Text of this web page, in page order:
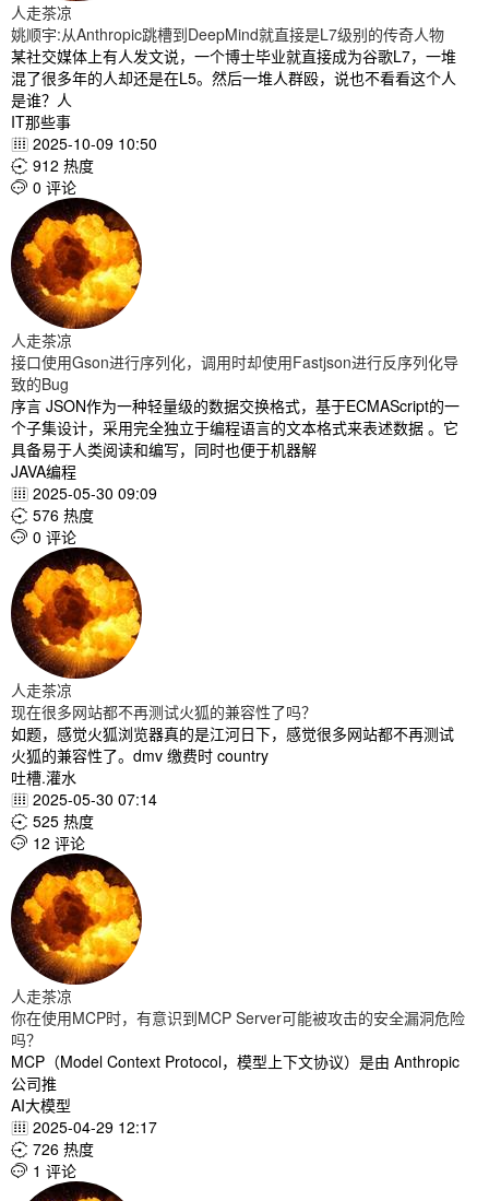
人走茶凉
姚顺宇:从Anthropic跳槽到DeepMind就直接是L7级别的传奇人物
某社交媒体上有人发文说，一个博士毕业就直接成为谷歌L7，一堆
混了很多年的人却还是在L5。然后一堆人群殴，说也不看看这个人
是谁？人
IT那些事
 2025-10-09 10:50
 912 热度
 0 评论
人走茶凉
接口使用Gson进行序列化，调用时却使用Fastjson进行反序列化导
致的Bug
序言 JSON作为一种轻量级的数据交换格式，基于ECMAScript的一
个子集设计，采用完全独立于编程语言的文本格式来表述数据 。它
具备易于人类阅读和编写，同时也便于机器解
JAVA编程
 2025-05-30 09:09
 576 热度
 0 评论
人走茶凉
现在很多网站都不再测试火狐的兼容性了吗？
如题，感觉火狐浏览器真的是江河日下，感觉很多网站都不再测试
火狐的兼容性了。dmv 缴费时 country
吐槽.灌水
 2025-05-30 07:14
 525 热度
 12 评论
人走茶凉
你在使用MCP时，有意识到MCP Server可能被攻击的安全漏洞危险
吗？
MCP（Model Context Protocol，模型上下文协议）是由 Anthropic
公司推
AI大模型
 2025-04-29 12:17
 726 热度
 1 评论